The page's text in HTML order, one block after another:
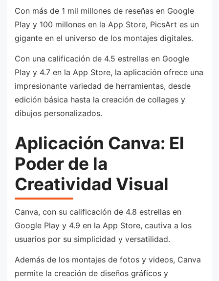
Con más de 1 mil millones de reseñas en Google
Play y 100 millones en la App Store, PicsArt es un
gigante en el universo de los montajes digitales.
Con una calificación de 4.5 estrellas en Google
Play y 4.7 en la App Store, la aplicación ofrece una
impresionante variedad de herramientas, desde
edición básica hasta la creación de collages y
dibujos personalizados.
Aplicación Canva: El
Poder de la
Creatividad Visual
Canva, con su calificación de 4.8 estrellas en
Google Play y 4.9 en la App Store, cautiva a los
usuarios por su simplicidad y versatilidad.
Además de los montajes de fotos y videos, Canva
permite la creación de diseños gráficos y